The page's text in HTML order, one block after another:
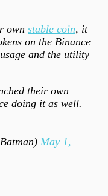
own stable coin, it
on the Binance
and the utility
their own
doing it as well.
May 1,